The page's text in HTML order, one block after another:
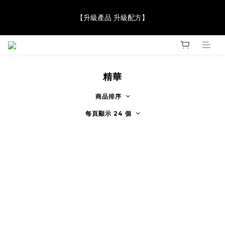
Award 勇奪金獎】
【升級產品 升級配方】
【JaneClare 康膚薈在iida Award Milan 2024 Professional
精華
商品排序
每頁顯示 24 個